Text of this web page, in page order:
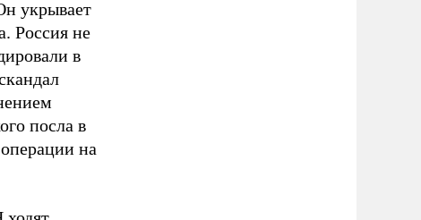
укрывает
Россия не
в
посла в
на